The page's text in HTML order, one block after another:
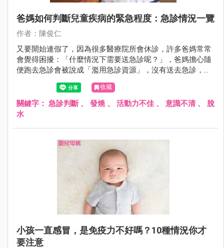
爸媽如何判斷兒童疾病的緊急程度：急診情況一覽
作者：陳俊仁
又要開始連假了，因為很多醫療院所會休診，許多爸媽常常
會覺得困擾：「什麼情況下需要送急診呢？」，爸媽擔心隨
便跑去急診會被說成「濫用急診資源」，沒有送去急診，又
怕延誤小孩病情，所以就陷入兩難。
收藏
關鍵字： 急診判斷、 發燒、 活動力不佳 、 意識不清 、 脫
水
小孩一直感冒，是免疫力不好嗎？10種情況你才
要注意